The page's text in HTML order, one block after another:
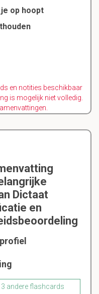
op hoopt
en notities beschikbaar
is mogelijk niet volledig.
Dictaat
en
3 andere flashcards